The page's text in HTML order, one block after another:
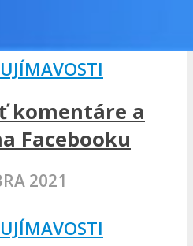
komentáre a
Facebooku
2021